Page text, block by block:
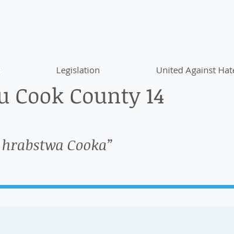
Legislation United Against
Cook County 14
Cooka”